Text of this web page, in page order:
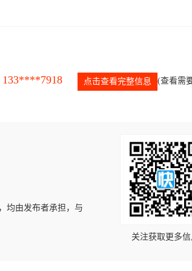
133****7918 点击查看完整信息 (查看需
均由发布者承担，与
关注获取更多